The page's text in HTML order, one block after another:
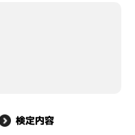
検定内容